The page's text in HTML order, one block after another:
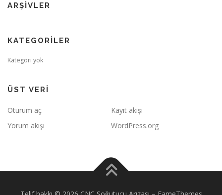
ARŞIVLER
KATEGORILER
Kategori yok
ÜST VERI
Oturum aç
Kayıt akışı
Yorum akışı
WordPress.org